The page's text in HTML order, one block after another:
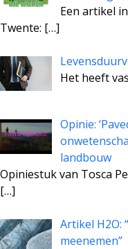
Een artikel
Twente: […]
Het heeft
Opinie:
landbouw
Opiniestuk van Tosca
[…]
Artikel H2O:
meenemen”